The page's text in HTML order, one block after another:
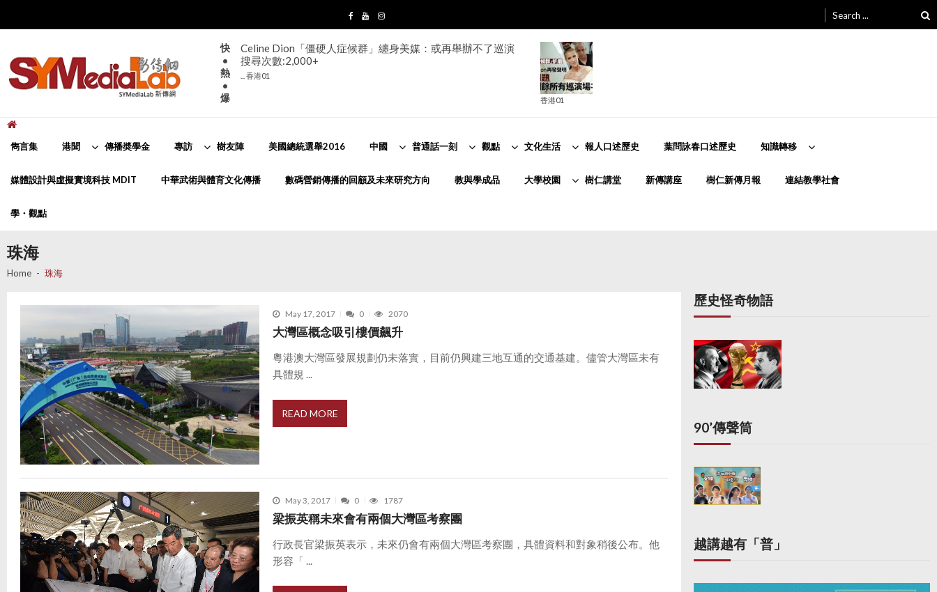
navigation
content
for:
快
•
熱
•
爆
Celine Dion「僵硬人症候群」纏身美媒：或再舉辦不了巡演
搜尋次數:2,000+
... 香港01
香港01
雋言集 港聞 傳播奬學金 專訪 樹友陣 美國總統選舉2016 中國 普通話一刻 觀點 文化生活 報人口述歷史 葉問詠春口述歷史 知識轉移
媒體設計與虛擬實境科技 MDIT 中華武術與體育文化傳播 數碼營銷傳播的回顧及未來研究方向 教與學成品 大學校園 樹仁講堂 新傳講座 樹仁新傳月報 連結教學社會
學・觀點
珠海
Home 珠海
May 17, 2017 0 2070
大灣區概念吸引樓價飆升
粵港澳大灣區發展規劃仍未落實，目前仍興建三地互通的交通基建。儘管大灣區未有
具體規 ...
READ MORE
May 3, 2017 0 1787
梁振英稱未來會有兩個大灣區考察團
行政長官梁振英表示，未來仍會有兩個大灣區考察團，具體資料和對象稍後公布。他
形容「 ...
歷史怪奇物語
90’傳聲筒
越講越有「普」